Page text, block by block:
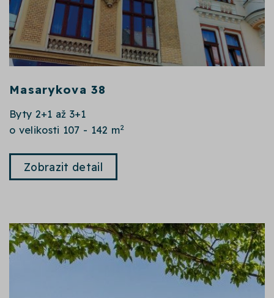
Masarykova 38
Byty 2+1 až 3+1
o velikosti 107 - 142 m2
Zobrazit detail